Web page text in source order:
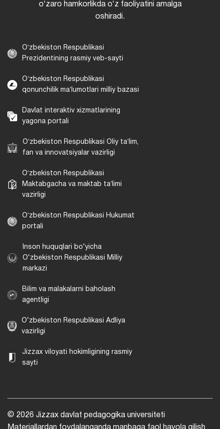
oʻzaro hamkorlikda oʻz faoliyatini amalga
oshiradi.
Oʻzbekiston Respublikasi
Prezidentining rasmiy veb-sayti
Oʻzbekiston Respublikasi
qonunchilik maʼlumotlari milliy bazasi
Davlat interaktiv xizmatlarining
yagona portali
Oʻzbekiston Respublikasi Oliy taʼlim,
fan va innovatsiyalar vazirligi
Oʻzbekiston Respublikasi
Maktabgacha va maktab taʼlimi
vazirligi
Oʻzbekiston Respublikasi Hukumat
portali
Inson huquqlari bo‘yicha
O‘zbekiston Respublikasi Milliy
markazi
Bilim va malakalarni baholash
agentligi
O‘zbekiston Respublikasi Adliya
vazirligi
Jizzax viloyati hokimligining rasmiy
sayti
© 2026 Jizzax davlat pedagogika universiteti